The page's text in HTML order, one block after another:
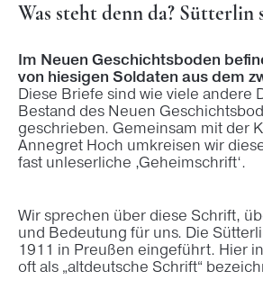
Was steht denn da? Sütterlin
Im Neuen Geschichtsboden
von hiesigen Soldaten aus dem
Diese Briefe sind wie viele andere
Bestand des Neuen
geschrieben. Gemeinsam mit der
Annegret Hoch umkreisen wir
fast unleserliche ‚Geheimschrift‘.
Wir sprechen über diese Schrift,
und Bedeutung für uns. Die
1911 in Preußen eingeführt. Hier
oft als „altdeutsche Schrift“